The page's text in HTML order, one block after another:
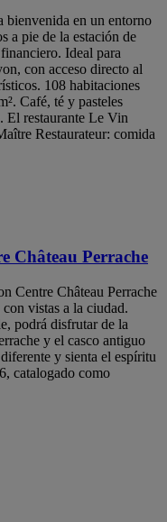
bienvenida en un entorno
a pie de la estación de
Ideal para
con acceso directo al
108 habitaciones
Café, té y pasteles
El restaurante Le Vin
Restaurateur: comida
Château Perrache
Centre Château Perrache
vistas a la ciudad.
podrá disfrutar de la
y el casco antiguo
y sienta el espíritu
catalogado como